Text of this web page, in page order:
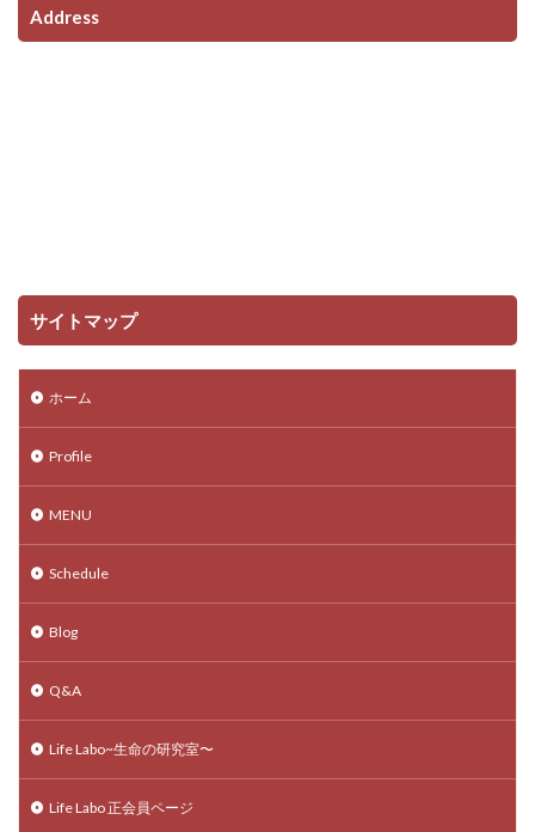
Address
サイトマップ
ホーム
Profile
MENU
Schedule
Blog
Q&A
Life Labo~生命の研究室〜
Life Labo 正会員ページ